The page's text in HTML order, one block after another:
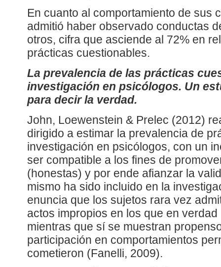
En cuanto al comportamiento de sus
admitió haber observado conductas
otros, cifra que asciende al 72% en
prácticas cuestionables.
La prevalencia de las prácticas
investigación en psicólogos. Un
para decir la verdad.
John, Loewenstein & Prelec (2012)
dirigido a estimar la prevalencia de
investigación en psicólogos, con un
ser compatible a los fines de
(honestas) y por ende afianzar la
mismo ha sido incluido en la
enuncia que los sujetos rara vez
actos impropios en los que en
mientras que sí se muestran
participación en comportamientos
cometieron (Fanelli, 2009).